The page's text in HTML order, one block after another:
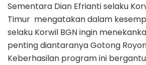
Sementara Dian Efrianti selaku
Timur mengatakan dalam
selaku Korwil BGN ingin
penting diantaranya Gotong
Keberhasilan program ini